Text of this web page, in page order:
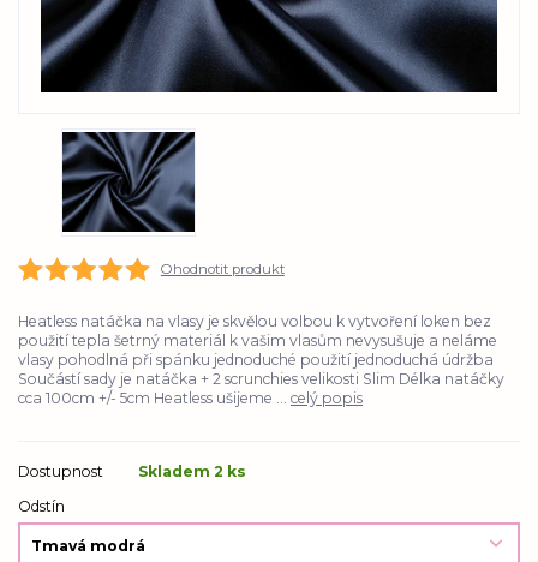
Ohodnotit produkt
Heatless natáčka na vlasy je skvělou volbou k vytvoření loken bez
použití tepla šetrný materiál k vašim vlasům nevysušuje a neláme
vlasy pohodlná při spánku jednoduché použití jednoduchá údržba
Součástí sady je natáčka + 2 scrunchies velikosti Slim Délka natáčky
cca 100cm +/- 5cm Heatless ušijeme ... celý popis
Dostupnost
Skladem 2 ks
Odstín